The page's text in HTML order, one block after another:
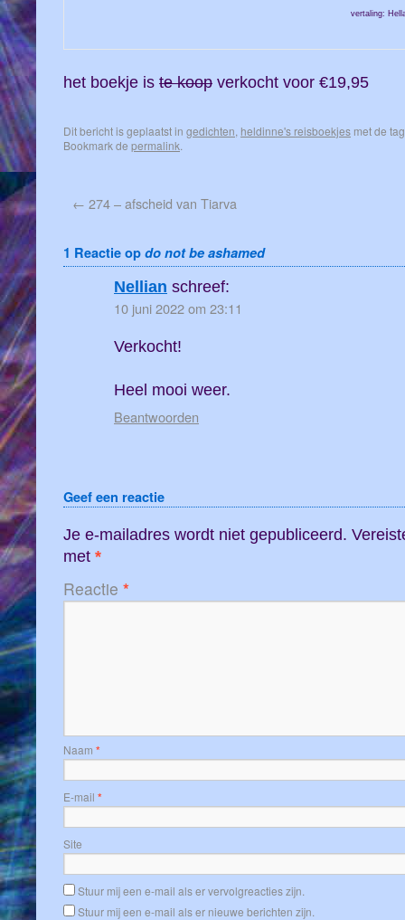
vertaling:
het boekje is te koop verkocht voor €19,95
Dit bericht is geplaatst in gedichten, heldinne's reisboekjes met de
Bookmark de permalink.
← 274 – afscheid van Tiarva
1 Reactie op do not be ashamed
Nellian schreef:
10 juni 2022 om 23:11
Verkocht!
Heel mooi weer.
Beantwoorden
Geef een reactie
Je e-mailadres wordt niet gepubliceerd.
met *
Reactie *
Naam *
E-mail *
Site
Stuur mij een e-mail als er vervolgreacties zijn.
Stuur mij een e-mail als er nieuwe berichten zijn.